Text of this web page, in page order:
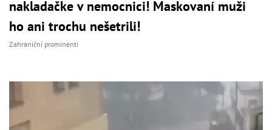
nakladačke v nemocnici! Maskovaní muži
ho ani trochu nešetrili!
Zahraniční prominenti